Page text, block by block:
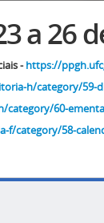
a 26
-https://
h/category/59-
60-
category/58-